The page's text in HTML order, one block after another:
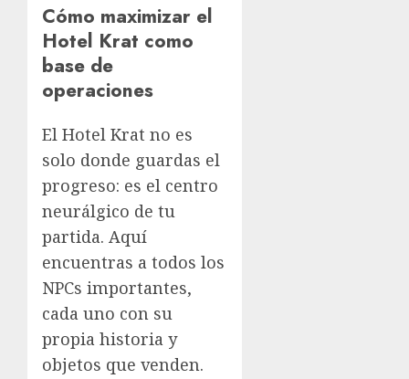
Cómo maximizar el
Hotel Krat como
base de
operaciones
El Hotel Krat no es
solo donde guardas el
progreso: es el centro
neurálgico de tu
partida. Aquí
encuentras a todos los
NPCs importantes,
cada uno con su
propia historia y
objetos que venden.